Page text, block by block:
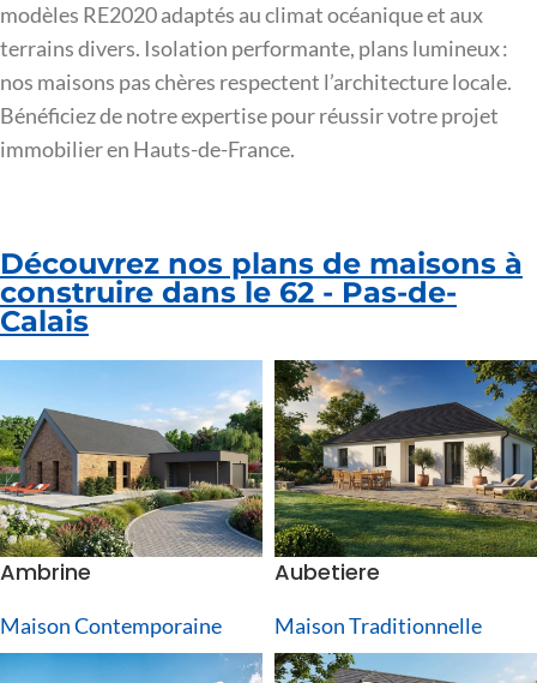
modèles RE2020 adaptés au climat océanique et aux
terrains divers. Isolation performante, plans lumineux :
nos maisons pas chères respectent l’architecture locale.
Bénéficiez de notre expertise pour réussir votre projet
immobilier en Hauts-de-France.
Découvrez nos plans de maisons à
construire dans le 62 - Pas-de-
Calais
Ambrine
Maison Contemporaine
Aubetiere
Maison Traditionnelle